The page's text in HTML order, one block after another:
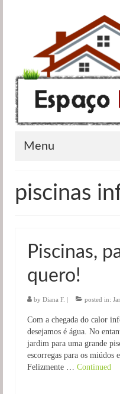
Menu
Casas de banho
Quartos
Salas
Jardim
piscinas
Piscinas,
quero!
by Diana F. | posted in:
Com a chegada do calor
desejamos é água. No
jardim para uma grande
escorregas para os miúdos
Felizmente … Continued